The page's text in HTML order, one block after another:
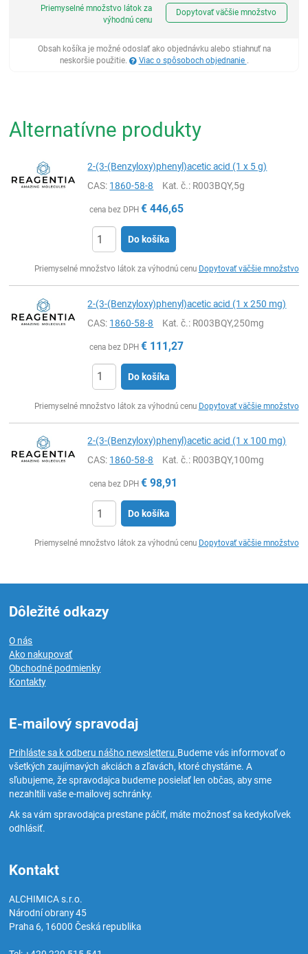
Priemyselné množstvo látok za
výhodnú cenu
Dopytovať väčšie množstvo
Obsah košíka je možné odoslať ako objednávku alebo stiahnuť na
neskoršie použitie.
Viac o spôsoboch objednanie .
Alternatívne produkty
2-(3-(Benzyloxy)phenyl)acetic acid (1 x 5 g)
CAS: 1860-58-8 Kat. č.: R003BQY,5g
cena bez DPH € 446,65
Do košíka
Priemyselné množstvo látok za výhodnú cenu Dopytovať väčšie množstvo
2-(3-(Benzyloxy)phenyl)acetic acid (1 x 250 mg)
CAS: 1860-58-8 Kat. č.: R003BQY,250mg
cena bez DPH € 111,27
Do košíka
Priemyselné množstvo látok za výhodnú cenu Dopytovať väčšie množstvo
2-(3-(Benzyloxy)phenyl)acetic acid (1 x 100 mg)
CAS: 1860-58-8 Kat. č.: R003BQY,100mg
cena bez DPH € 98,91
Do košíka
Priemyselné množstvo látok za výhodnú cenu Dopytovať väčšie množstvo
Dôležité odkazy
O nás
Ako nakupovať
Obchodné podmienky
Kontakty
E-mailový spravodaj
Prihláste sa k odberu nášho newsletteru.Budeme vás informovať o
všetkých zaujímavých akciách a zľavách, ktoré chystáme. A
sľubujeme, že spravodajca budeme posielať len občas, aby sme
nezahltili vaše e-mailovej schránky.
Ak sa vám spravodajca prestane páčiť, máte možnosť sa kedykoľvek
odhlásiť.
Kontakt
ALCHIMICA s.r.o.
Národní obrany 45
Praha 6, 16000Česká republika